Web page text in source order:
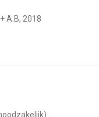
A.B, 2018